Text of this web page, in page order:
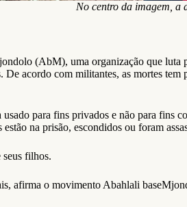
No centro da imagem, a
(AbM), uma organização que
De acordo com militantes, as mortes
para fins privados e não para fins
na prisão, escondidos ou foram
seus filhos.
afirma o movimento Abahlali